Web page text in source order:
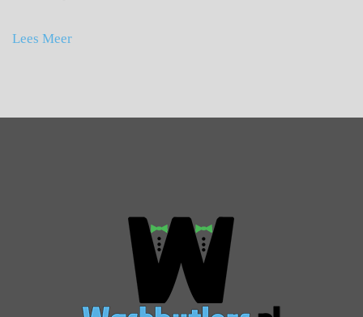
Lees Meer